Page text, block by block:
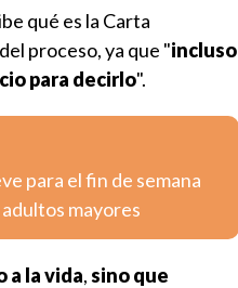
qué es la Carta
proceso, ya que "incluso
para decirlo".
para el fin de semana
mayores
a la vida,sino que